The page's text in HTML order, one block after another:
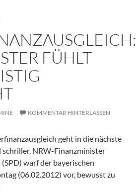
FÜHLT
KOMMENTAR HINTERLASSEN
geht in die nächste
schriller. NRW-Finanzminister
warf der bayerischen
(06.02.2012) vor, bewusst zu
NRW-Minister fühlt